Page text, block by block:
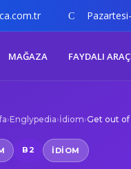
MAĞAZA FAYDALI
›Englypedia›İdiom›Get out of
B2 IDIOM